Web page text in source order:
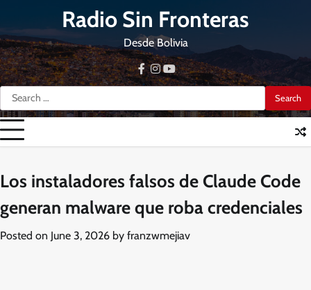
content
Radio Sin Fronteras
Desde Bolivia
Search
for:
facebook
instagram
youtube
Los instaladores falsos de Claude Code
generan malware que roba credenciales
Posted on June 3, 2026 by franzwmejiav